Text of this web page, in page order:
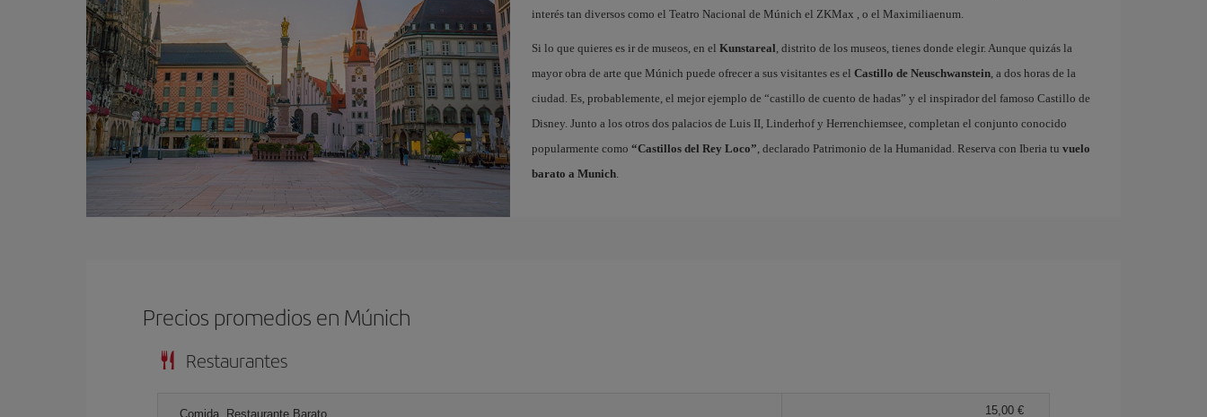
interés tan diversos como el Teatro Nacional de Múnich el ZKMax , o el Maximiliaenum.
Si lo que quieres es ir de museos, en el Kunstareal, distrito de los museos, tienes donde elegir. Aunque quizás la
mayor obra de arte que Múnich puede ofrecer a sus visitantes es el Castillo de Neuschwanstein, a dos horas de la
ciudad. Es, probablemente, el mejor ejemplo de “castillo de cuento de hadas” y el inspirador del famoso Castillo de
Disney. Junto a los otros dos palacios de Luis II, Linderhof y Herrenchiemsee, completan el conjunto conocido
popularmente como “Castillos del Rey Loco”, declarado Patrimonio de la Humanidad. Reserva con Iberia tu vuelo
barato a Munich.
Precios promedios en Múnich
Restaurantes
Comida, Restaurante Barato 15,00 €